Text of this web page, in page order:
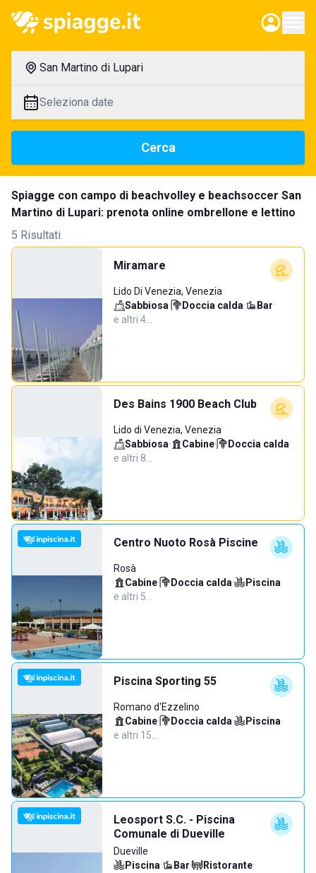
San Martino di Lupari
Seleziona date
Cerca
Spiagge con campo di beachvolley e beachsoccer San
Martino di Lupari: prenota online ombrellone e lettino
5 Risultati
Miramare
Lido Di Venezia, Venezia
Sabbiosa· Doccia calda· Bar·
e altri 4…
Des Bains 1900 Beach Club
Lido di Venezia, Venezia
Sabbiosa· Cabine· Doccia calda·
e altri 8…
Centro Nuoto Rosà Piscine
Rosà
Cabine· Doccia calda· Piscina·
e altri 5…
Piscina Sporting 55
Romano d'Ezzelino
Cabine· Doccia calda· Piscina·
e altri 15…
Leosport S.C. - Piscina
Comunale di Dueville
Dueville
Piscina· Bar· Ristorante·